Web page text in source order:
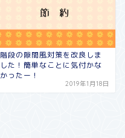
階段の隙間風対策を改良しま
した！簡単なことに気付かな
かったー！
2019年1月18日